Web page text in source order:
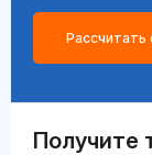
Рассчитать
Получите